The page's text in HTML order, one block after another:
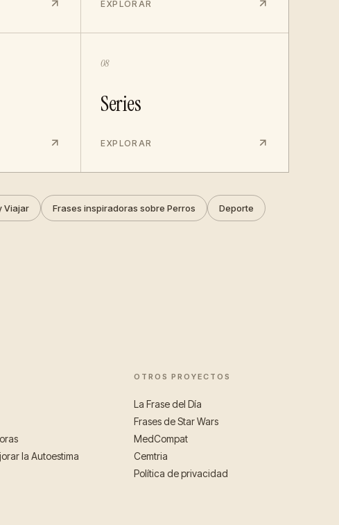
EXPLORAR
08
Series
EXPLORAR
Viajar Frases inspiradoras sobre Perros Deporte
la Autoestima
OTROS PROYECTOS
La Frase del Día
Frases de Star Wars
MedCompat
Cemtria
Política de privacidad